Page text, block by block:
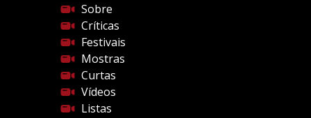
Sobre
Críticas
Festivais
Mostras
Curtas
Vídeos
Listas